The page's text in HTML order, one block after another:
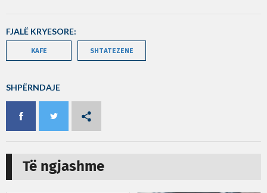
FJALË KRYESORE:
KAFE SHTATEZENE
SHPËRNDAJE
Të ngjashme